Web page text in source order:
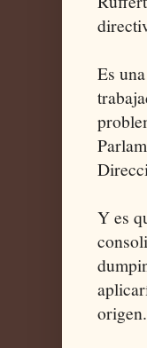
Es
Y es
origen.